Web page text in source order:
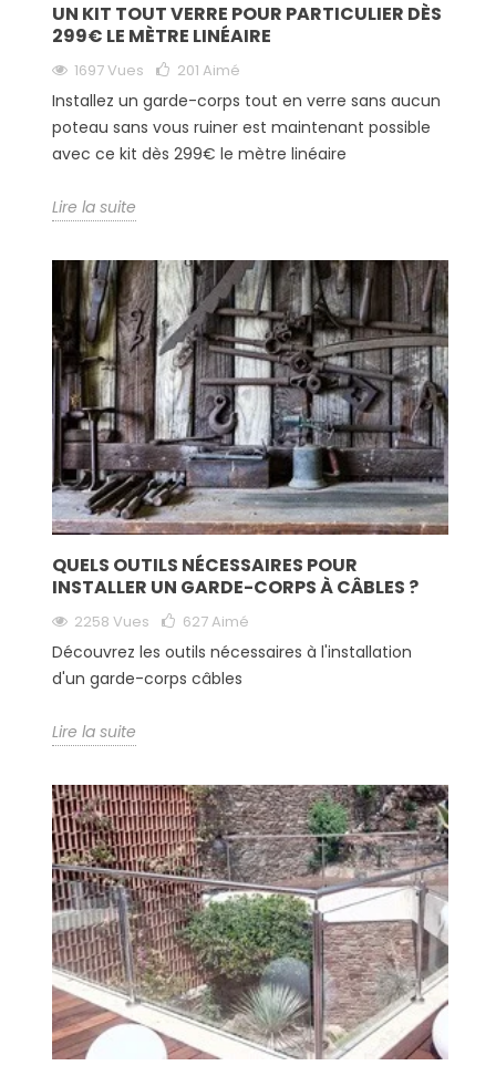
UN KIT TOUT VERRE POUR PARTICULIER DÈS
299€ LE MÈTRE LINÉAIRE
1697 Vues 201 Aimé
Installez un garde-corps tout en verre sans aucun
poteau sans vous ruiner est maintenant possible
avec ce kit dès 299€ le mètre linéaire
Lire la suite
QUELS OUTILS NÉCESSAIRES POUR
INSTALLER UN GARDE-CORPS À CÂBLES ?
2258 Vues 627Aimé
Découvrez les outils nécessaires à l'installation
d'un garde-corps câbles
Lire la suite